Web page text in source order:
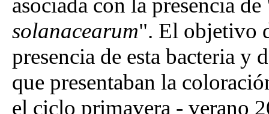
asociada con la presencia de
solanacearum". El objetivo
presencia de esta bacteria y
que presentaban la
el ciclo primavera - verano